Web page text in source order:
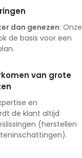
dan genezen: Onze
de basis voor een
van grote
en
de klant altijd
(herstellen